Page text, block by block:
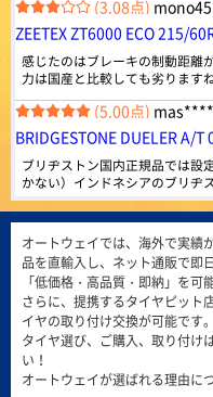
マック
顧客満足度
TREK（マ
ぶ技術力を
どの認証も
性を持った
総合評価：816件
ヨーロッパ
ーバルタイ
ジアなど世
総合評価：1371件
アーム
(3.08点)
ZEETEX ZT6000 ECO 215/
感じたのはブレーキの制動距離
力は国産と比較しても劣ります
すが、そうでない方には他を探
(5.00点)
BRIDGESTONE DUELER A/
ブリヂストン国内正規品では設
かない）インドネシアのブリヂ
です。まだ装着していません。
ょうが、性能劣化が少ないとい
(5.00点)
MAXTREK MAXIMUS M1
この価格で質も全然問題無し！
(4.86点)qol0309
ARMSTRONG BLU-TRAC
問題なし定期交換しましょう
オートウェイでは、海外で実績
品を直輸入し、ネット通販で即
「低価格・高品質・即納」を可
さらに、提携するタイヤピット
イヤの取り付け交換が可能です。
タイヤ選び、ご購入、取り付け
い！
オートウェイが選ばれる理由に